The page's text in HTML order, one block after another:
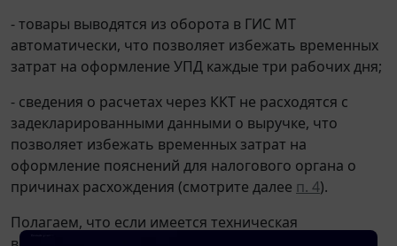
- товары выводятся из оборота в ГИС МТ
автоматически, что позволяет избежать временных
затрат на оформление УПД каждые три рабочих дня;
- сведения о расчетах через ККТ не расходятся с
задекларированными данными о выручке, что
позволяет избежать временных затрат на
оформление пояснений для налогового органа о
причинах расхождения (смотрите далее п. 4).
Полагаем, что если имеется техническая